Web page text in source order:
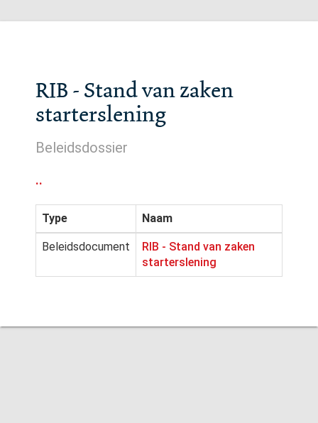
RIB - Stand van zaken
starterslening
Beleidsdossier
..
Type Naam
Beleidsdocument
RIB - Stand van zaken
starterslening